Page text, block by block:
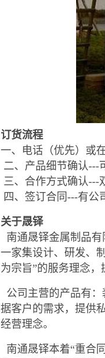
订货流程
一、电话（优先）或
二、产品细节确认---
三、合作方式确认---
四、签订合同---有公
关于晟铎
南通晟铎金属制品
一家集设计、研发、
为宗旨”的服务理念
公司主营的产品有
据客户的需求，提供
经营理念。
南通晟铎本着“重合